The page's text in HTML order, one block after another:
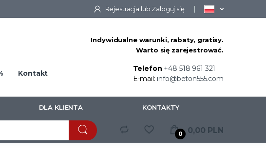
Rejestracja lub Zaloguj się
Indywidualne warunki, rabaty, gratisy.
Warto się zarejestrować.
Kontakt
Telefon +48 518 961 321
E-mail: info@beton555.com
DLA KLIENTA KONTAKTY
0 0,00 PLN